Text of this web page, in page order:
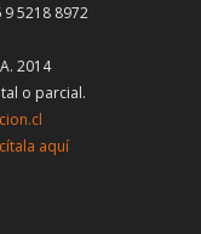
5218 8972
2014
o parcial.
aquí